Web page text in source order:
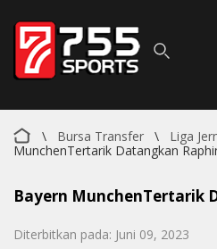
\ Bursa Transfer \ Liga
MunchenTertarik Datangkan
Bayern MunchenTertarik
Diterbitkan pada: Juni 09, 2023